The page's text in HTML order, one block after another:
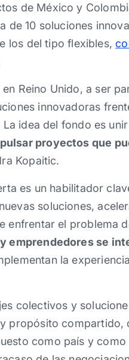
de México y
10 soluciones
los del tipo flexibles,
Reino Unido, a ser
innovadoras
idea del fondo es
proyectos que
Kopaitic.
es un habilitador
soluciones,
enfrentar el problema
emprendedores se
la
colectivos y
propósito compartido,
como país y